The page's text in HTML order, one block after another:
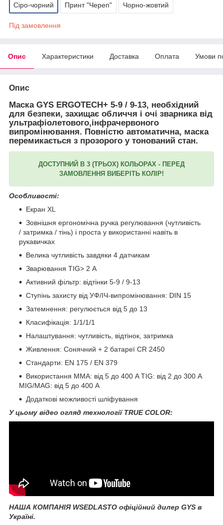
Сіро-чорний Принт "Череп" Чорно-жовтий
Під замовлення
Опис Характеристики Доставка Оплата Умови
Опис
Маска GYS ERGOTECH+ 5-9 / 9-13, необхідний
для безпеки, захищає обличчя і очі зварника від
ультрафіолетового,інфрачервоного
випромінювання. Повністю автоматична, маска
перемикається з прозорого у тонований стан.
ДОСТУПНИЙ В 3 (ТРЬОХ) КОЛЬОРАХ - ПЕРЕД
ЗАМОВЛЕННЯ ВИБЕРІТЬ КОЛІР!
Особливості:
Екран XL
Зовнішня ергономічна ручка регулювання (чутливість
/ затримка / тінь) і проста у використанні навіть в
рукавичках
Велика чутливість завдяки 4 датчикам
Зварювання TIG> 2 А
Активний фільтр: відтінки 5-9 / 9-13
Ступінь захисту від УФ/ІЧ-випромінювання: DIN 15
Затемнення: регулюється від 5 до 13
Класифікація: 1/1/1/1
Налаштування: чутливість, відтінок, затримка
Живлення: Сонячний + 2 батареї CR 2450
Стандарти: EN 175 / EN 379
Використання MMA: від 5 до 400 A TIG: від 2 до 300 A
MIG/MAG: від 5 до 400 A
Додаткові можливості шліфування
У цьому відео огляд технології TRUE COLOR:
НАША КОМПАНІЯ WSEDLASTO офіційний дилер GYS в
Україні.